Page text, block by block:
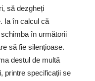
să dezgheți
Ia în calcul că
în următorii
să fie silențioase.
destul de multă
printre specificații se